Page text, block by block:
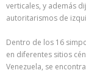
verticales, y además
autoritarismos de
Dentro de los 16
en diferentes sitios
Venezuela, se